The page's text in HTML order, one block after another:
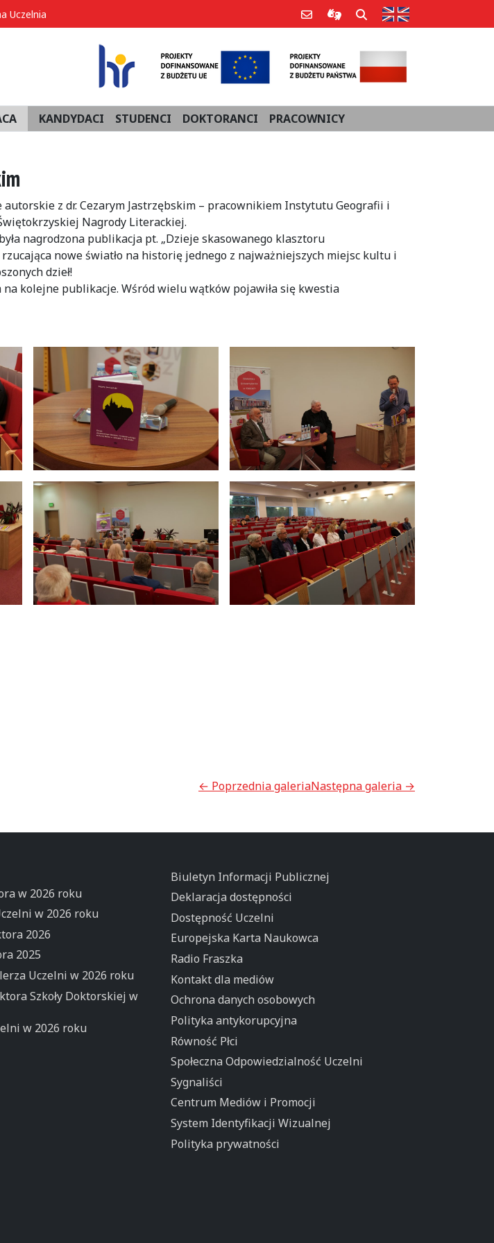
Uczelnia Poczta e-mailInformacje dla użytkowników
Szukaj Strona w języku
KANDYDACI STUDENCI DOKTORANCI PRACOWNICY
z dr. Cezarym Jastrzębskim – pracownikiem Instytutu Geografii i
Nagrody Literackiej.
nagrodzona publikacja pt. „Dzieje skasowanego klasztoru
nowe światło na historię jednego z najważniejszych miejsc kultu i
dzieł!
kolejne publikacje. Wśród wielu wątków pojawiła się kwestia
← Poprzednia galeriaNastępna galeria →
w 2026 roku
w 2026 roku
2026
2025
Uczelni w 2026 roku
Szkoły Doktorskiej w
w 2026 roku
Biuletyn Informacji Publicznej
Deklaracja dostępności
Dostępność Uczelni
Europejska Karta Naukowca
Radio Fraszka
Kontakt dla mediów
Ochrona danych osobowych
Polityka antykorupcyjna
Równość Płci
Społeczna Odpowiedzialność Uczelni
Sygnaliści
Centrum Mediów i Promocji
System Identyfikacji Wizualnej
Polityka prywatności